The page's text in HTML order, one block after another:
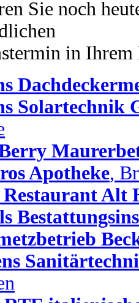
Sie noch
in
Solartechnik
Apotheke,
Alt